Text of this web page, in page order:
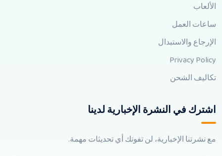
الألعاب
ساعات العمل
الإرجاع والاستبدال
Privacy Policy
تكاليف الشحن
اشترك في النشرة الإخبارية لدينا
مع نشرتنا الإخبارية، لن تفوتك أي تحديثات مهمة.